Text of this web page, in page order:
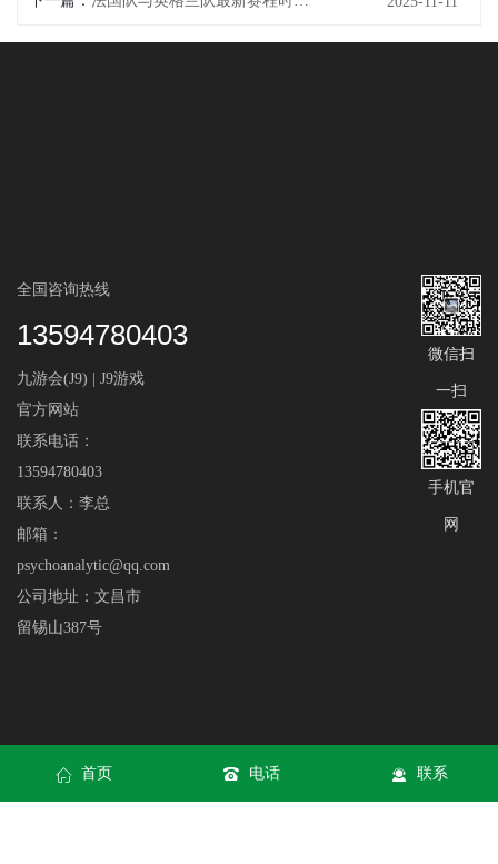
全国咨询热线
13594780403
九游会(J9) | J9游戏
官方网站
联系电话：
13594780403
联系人：李总
邮箱：
psychoanalytic@qq.com
公司地址：文昌市
留锡山387号
微信扫
一扫
手机官
网
首页 电话 联系